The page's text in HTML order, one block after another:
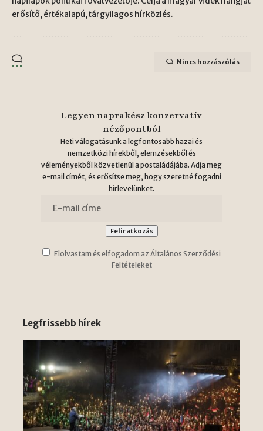
erősítő, értékalapú, tárgyilagos hírközlés.
Nincs hozzászólás
Legyen naprakész konzervatív
nézőpontból
Heti válogatásunk a legfontosabb hazai és
nemzetközi hírekből, elemzésekből és
véleményekből közvetlenül a postaládájába. Adja meg
e-mail címét, és erősítse meg, hogy szeretné fogadni
hírlevelünket.
Elolvastam és elfogadom az Általános Szerződési
Feltételeket
Legfrissebb hírek